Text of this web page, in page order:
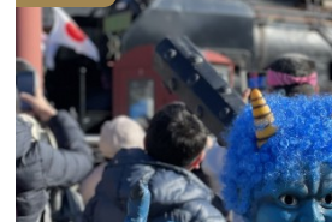
せんので、予めご了承ください。
◆春爛漫 さくら幸せぐるめ◆(鬼怒川温
ア)
この時期限定の幸せメニューをご堪能いた
詳細は「オニうま！ぐるめガイド」→こ